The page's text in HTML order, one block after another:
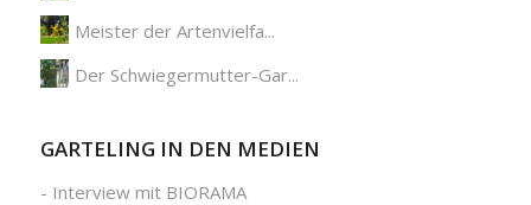
Meister der Artenvielfa...
Der Schwiegermutter-Gar...
GARTELING IN DEN MEDIEN
- Interview mit BIORAMA